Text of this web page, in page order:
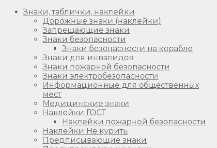
Знаки, таблички, наклейки
Дорожные знаки (наклейки)
Запрещающие знаки
Знаки безопасности
Знаки безопасности на корабле
Знаки для инвалидов
Знаки пожарной безопасности
Знаки электробезопасности
Информационные для общественных
мест
Медицинские знаки
Наклейки ГОСТ
Наклейки пожарной безопасности
Наклейки Не курить
Предписывающие знаки